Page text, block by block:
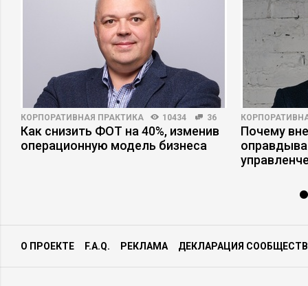
КОРПОРАТИВНАЯ ПРАКТИКА 10434 36
Как снизить ФОТ на 40%, изменив
операционную модель бизнеса
Почему
О ПРОЕКТЕ F.A.Q. РЕКЛАМА ДЕКЛАРАЦИЯ